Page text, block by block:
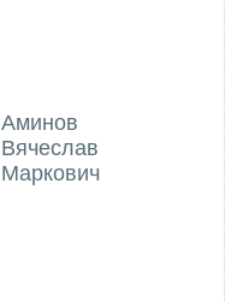
Аминов
Вячеслав
Маркович